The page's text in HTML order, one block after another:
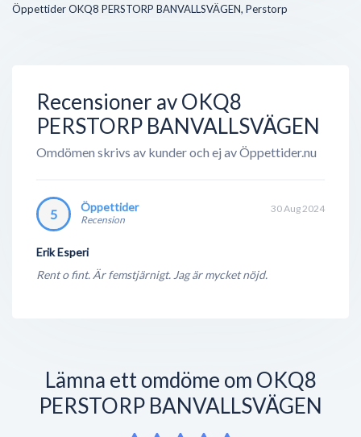
Öppettider OKQ8 PERSTORP BANVALLSVÄGEN, Perstorp
OKQ8 bedriver även direktförsäljning mot företag
gedigen erfarenhet inom ford...
Recensioner av OKQ8
PERSTORP BANVALLSVÄGEN
Omdömen skrivs av kunder och ej av Öppettider.nu
5 Öppettider
Recension
Erik Esperi
30 Aug 2024
Rent o fint. Är femstjärnigt. Jag är mycket nöjd.
Lämna ett omdöme om OKQ8
PERSTORP BANVALLSVÄGEN